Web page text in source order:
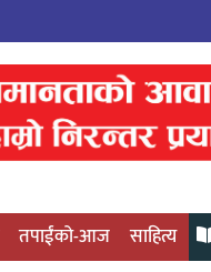
तपाईंको-आज साहित्य